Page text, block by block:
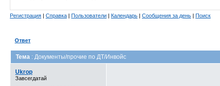
Регистрация | Справка | Пользователи | Календарь | Сообщения за день | Поиск
Ответ
Тема : Документы/прочие по ДТ/Инвойс
Ukrop
Завсегдатай